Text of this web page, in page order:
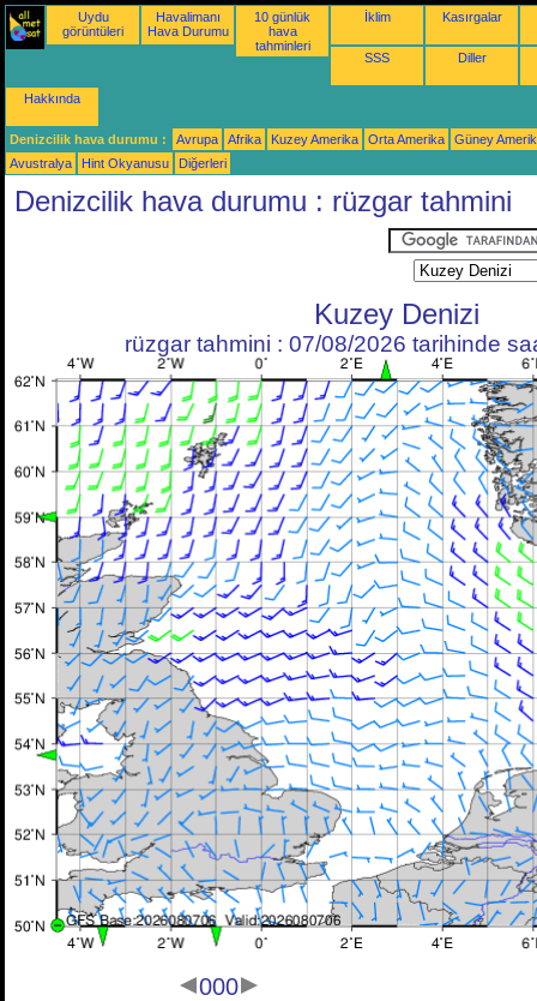
Uydu
görüntüleri
Havalimanı
Hava Durumu
10 günlük
hava
tahminleri
İklim Kasırgalar
SSS Diller
Hakkında
Denizcilik hava durumu : Avrupa Afrika Kuzey Amerika Orta Amerika
Güney
Avustralya
Hint Okyanusu Diğerleri
Denizcilik hava durumu : rüzgar tahmini
Kuzey Denizi
rüzgar tahmini : 07/08/2026 tarihinde
000